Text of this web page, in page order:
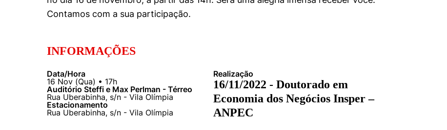
Conhecimento
Hub de Inovação e
Trabalhe conosco
Sala de Imprensa
Repositório Institucional
Seminários Acadêmicos
Comitê de Ética em
Pesquisa
Instagram
Contamos com a sua participação.
INFORMAÇÕES
Data/Hora
16 Nov (Qua) • 17h
Auditório Steffi e Max Perlman - Térreo
Rua Uberabinha, s/n - Vila Olímpia
Estacionamento
Rua Uberabinha, s/n - Vila Olímpia
Realização
16/11/2022 - Doutorado em
Economia dos Negócios Insper –
ANPEC